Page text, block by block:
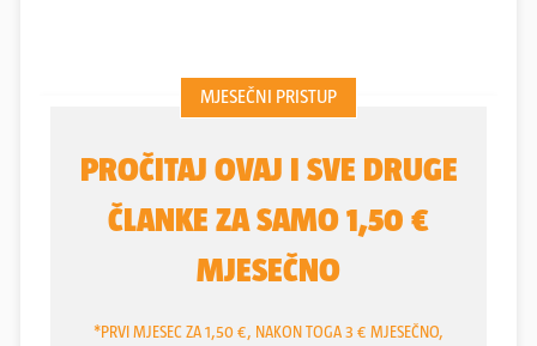
igrača i devet zamjena uoči početka priprema u